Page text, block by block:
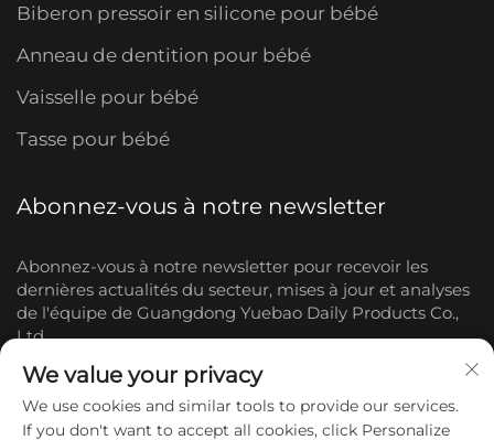
Biberon pressoir en silicone pour bébé
Anneau de dentition pour bébé
Vaisselle pour bébé
Tasse pour bébé
Abonnez-vous à notre newsletter
Abonnez-vous à notre newsletter pour recevoir les
dernières actualités du secteur, mises à jour et analyses
de l'équipe de Guangdong Yuebao Daily Products Co.,
Ltd.
S'abonner
We value your privacy
We use cookies and similar tools to provide our services.
If you don't want to accept all cookies, click Personalize